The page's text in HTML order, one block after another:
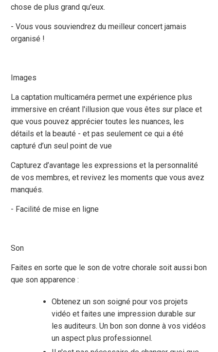
chose de plus grand qu'eux.
- Vous vous souviendrez du meilleur concert jamais
organisé !
Images
La captation multicaméra permet une expérience plus
immersive en créant l'illusion que vous êtes sur place et
que vous pouvez apprécier toutes les nuances, les
détails et la beauté - et pas seulement ce qui a été
capturé d’un seul point de vue
Capturez d’avantage les expressions et la personnalité
de vos membres, et revivez les moments que vous avez
manqués.
- Facilité de mise en ligne
Son
Faites en sorte que le son de votre chorale soit aussi bon
que son apparence :
Obtenez un son soigné pour vos projets
vidéo et faites une impression durable sur
les auditeurs. Un bon son donne à vos vidéos
un aspect plus professionnel.